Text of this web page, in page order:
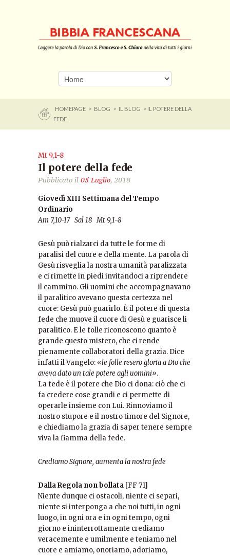
HOMEPAGE > BLOG > IL BLOG
> IL POTERE DELLA
FEDE
Mt 9,1-8
Il potere della fede
Pubblicato il 05 Luglio, 2018
Giovedì XIII Settimana del Tempo
Ordinario
Am 7,10-17 Sal 18 Mt 9,1-8
Gesù può rialzarci da tutte le forme di
paralisi del cuore e della mente. La parola di
Gesù risveglia la nostra umanità paralizzata
e ci rimette in piedi invitandoci a riprendere
il cammino. Gli uomini che accompagnavano
il paralitico avevano questa certezza nel
cuore: Gesù può guarirlo. È il potere di questa
fede che muove il cuore di Gesù e guarisce li
paralitico. E le folle riconoscono quanto è
grande questo mistero, che ci rende
pienamente collaboratori della grazia. Dice
infatti il Vangelo:«le folle resero gloria a Dio che
aveva dato un tale potere agli uomini».
La fede è il potere che Dio ci dona: ciò che ci
fa credere cose grandi e ci permette di
operarle insieme con Lui. Rinnoviamo il
nostro stupore e il nostro timore del Signore,
e chiediamo la grazia di saper tenere sempre
viva la fiamma della fede.
Crediamo Signore, aumenta la nostra fede
Dalla Regola non bollata [FF 71]
Niente dunque ci ostacoli, niente ci separi,
niente si interponga a che noi tutti, in ogni
luogo, in ogni ora e in ogni tempo, ogni
giorno e ininterrottamente crediamo
veracemente e umilmente e teniamo nel
cuore e amiamo, onoriamo, adoriamo,